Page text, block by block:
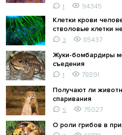
1
94345
Клетки крови
стволовые клетки
3
85437
Жуки-бомбардиры
съедения
1
78891
Получают ли
спаривания
5
75027
О роли грибов в